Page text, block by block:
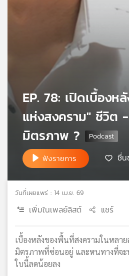
เครือ
ข่าย
วิทยุ
แผนที่
วิทยุ
EP. 78: เปิดเบื้อง
แห่งสงคราม" ชีวิต
มิตรภาพ ?
ฟังรายการ ชื่น
วันที่เผยแพร่ : 14 เม.ย. 69
เพิ่มในเพลย์ลิสต์ แชร์
เบื้องหลังของพื้นที่สงครามในหลา
มิตรภาพที่ซ่อนอยู่ และหนทางที่จะ
ใบนี้ลดน้อยลง